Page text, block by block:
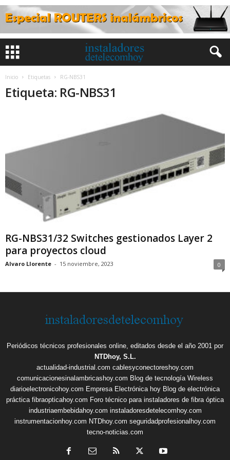
Inicio Etiquetas RG-NBS31
Etiqueta: RG-NBS31
RG-NBS31/32 Switches gestionados Layer 2
para proyectos cloud
Alvaro Llorente - 15 noviembre, 2023 0
Periódicos técnicos profesionales online, editados desde el año 2001 por
NTDhoy, S.L.
actualidad-industrial.com cablesyconectoreshoy.com
comunicacionesinalambricashoy.com Blog de tecnología Wireless
diarioelectronicohoy.com Empresa Electrónica hoy Blog de electrónica
práctica fibraopticahoy.com Foro técnico para instaladores de fibra óptica
industriaembebidahoy.com instaladoresdetelecomhoy.com
instrumentacionhoy.com NTDhoy.com seguridadprofesionalhoy.com
tecno-noticias.com